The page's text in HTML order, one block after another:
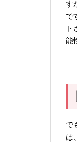
す
で
ト
能
で
は